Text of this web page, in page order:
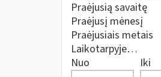
Praėjusią savaitę
Praėjusį mėnesį
Praėjusiais metais
Laikotarpyje…
Nuo
Iki